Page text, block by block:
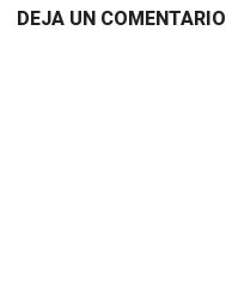
DEJA UN COMENTARIO